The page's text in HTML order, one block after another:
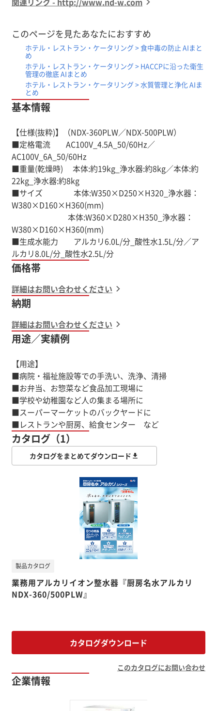
このページを見たあなたにおすすめ
ホテル・レストラン・ケータリング > 食中毒の防止 AIまと
め
ホテル・レストラン・ケータリング > HACCPに沿った衛生
管理の徹底 AIまとめ
ホテル・レストラン・ケータリング > 水質管理と浄化 AIま
とめ
基本情報
【仕様(抜粋)】（NDX-360PLW／NDX-500PLW）
■定格電流 AC100V_4.5A_50/60Hz／
AC100V_6A_50/60Hz
■重量(乾燥時) 本体:約19kg_浄水器:約8kg／本体:約
22kg_浄水器:約8kg
■サイズ 本体:W350×D250×H320_浄水器：
W380×D160×H360(mm)
本体:W360×D280×H350_浄水器：
W380×D160×H360(mm)
■生成水能力 アルカリ6.0L/分_酸性水1.5L/分／ア
価格帯
詳細はお問い合わせください
納期
詳細はお問い合わせください
用途／実績例
【用途】
■病院・福祉施設等での手洗い、洗浄、清掃
■お弁当、お惣菜など食品加工現場に
■学校や幼稚園など人の集まる場所に
■スーパーマーケットのバックヤードに
■レストランや厨房、給食センター など
カタログ（1）
カタログをまとめてダウンロード
業務用アルカリイオン整水器『厨房名水アルカリ
NDX-360/500PLW』
製品カタログ
カタログダウンロード
このカタログにお問い合わせ
企業情報